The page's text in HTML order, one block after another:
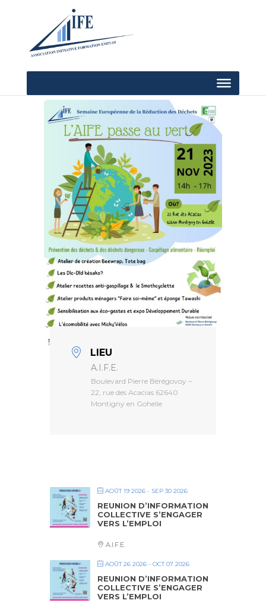
LIEU
A.I.F.E.
Boulevard Pierre Bérégovoy –
22, rue des Acacias 62640
Montigny en Gohelle
AOÛT 19 2026 - SEP 30 2026
REUNION D’INFORMATION
COLLECTIVE S’ENGAGER
VERS L’EMPLOI
A.I.F.E.
AOÛT 26 2026 - OCT 07 2026
REUNION D’INFORMATION
COLLECTIVE S’ENGAGER
VERS L’EMPLOI